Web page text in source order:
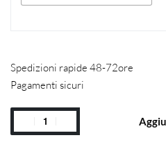
Spedizioni rapide 48-72ore
Pagamenti sicuri